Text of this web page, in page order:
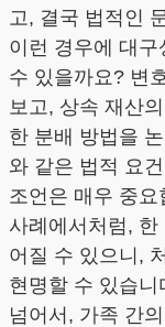
고, 결국 법적인
이런 경우에 대
수 있을까요? 변
보고, 상속 재산
한 분배 방법을
와 같은 법적 요
조언은 매우 중요
사례에서처럼,
어질 수 있으니,
현명할 수 있습
넘어서, 가족 간